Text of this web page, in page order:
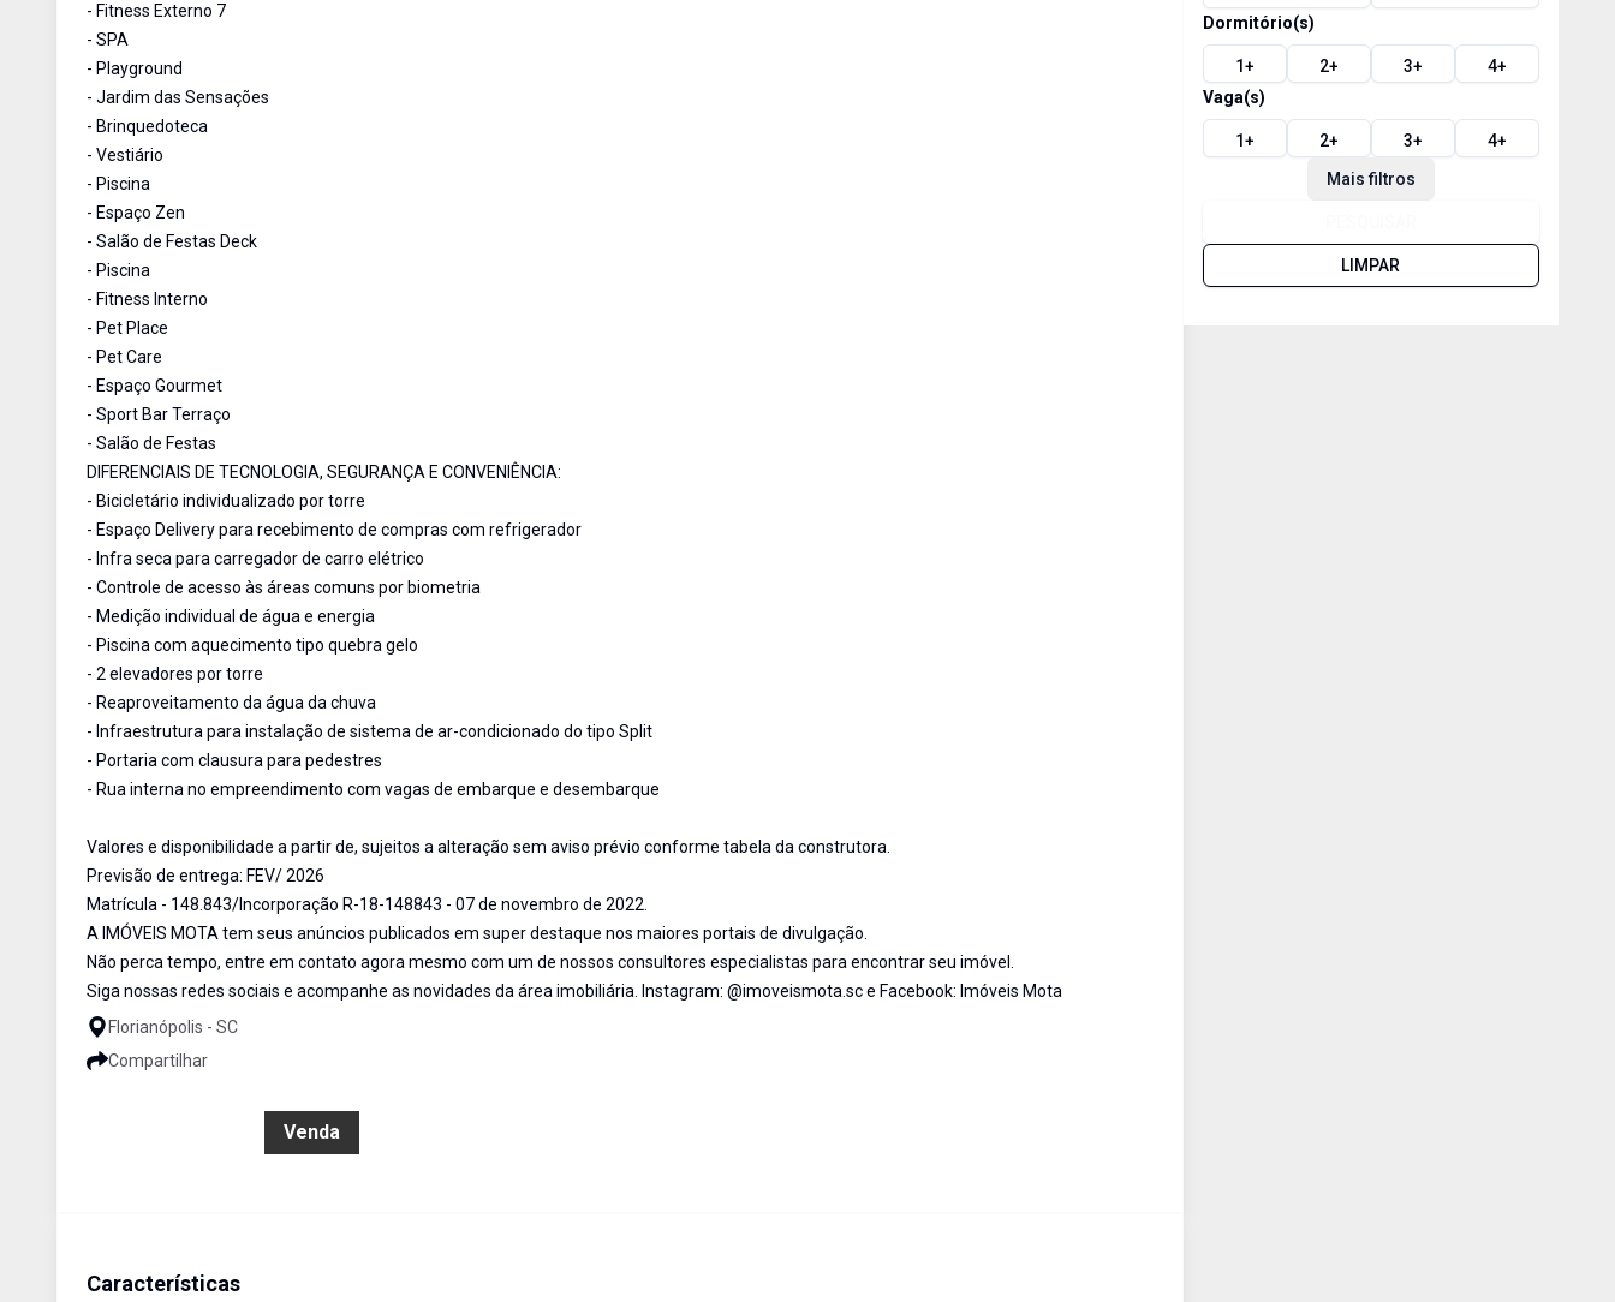
- Fitness Externo 7
- SPA
- Playground
- Jardim das Sensações
- Brinquedoteca
- Vestiário
- Piscina
- Espaço Zen
- Salão de Festas Deck
- Piscina
- Fitness Interno
- Pet Place
- Pet Care
- Espaço Gourmet
- Sport Bar Terraço
- Salão de Festas
DIFERENCIAIS DE TECNOLOGIA, SEGURANÇA E CONVENIÊNCIA:
- Bicicletário individualizado por torre
- Espaço Delivery para recebimento de compras com refrigerador
- Infra seca para carregador de carro elétrico
- Controle de acesso às áreas comuns por biometria
- Medição individual de água e energia
- Piscina com aquecimento tipo quebra gelo
- 2 elevadores por torre
- Reaproveitamento da água da chuva
- Infraestrutura para instalação de sistema de ar-condicionado do tipo Split
- Portaria com clausura para pedestres
- Rua interna no empreendimento com vagas de embarque e desembarque
Valores e disponibilidade a partir de, sujeitos a alteração sem aviso prévio conforme tabela da construtora.
Previsão de entrega: FEV/ 2026
Matrícula - 148.843/Incorporação R-18-148843 - 07 de novembro de 2022.
A IMÓVEIS MOTA tem seus anúncios publicados em super destaque nos maiores portais de divulgação.
Não perca tempo, entre em contato agora mesmo com um de nossos consultores especialistas para encontrar seu imóvel.
Siga nossas redes sociais e acompanhe as novidades da área imobiliária. Instagram: @imoveismota.sc e Facebook: Imóveis Mota
Florianópolis - SC
Compartilhar
Venda
Características
Dormitório(s)
1+ 2+ 3+ 4+
Vaga(s)
1+ 2+ 3+ 4+
Mais filtros
LIMPAR